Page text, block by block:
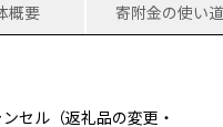
概要 寄附金の使い道
セル（返礼品の変更・